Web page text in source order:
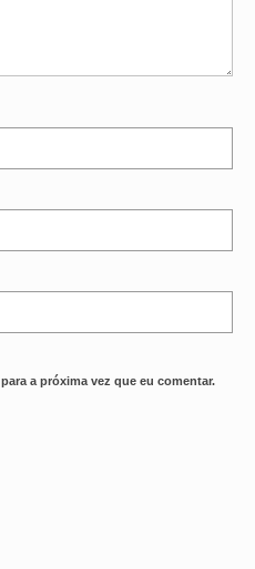
a próxima vez que eu comentar.